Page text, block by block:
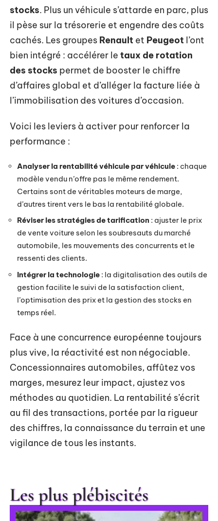
stocks. Plus un véhicule s’attarde en parc, plus
il pèse sur la trésorerie et engendre des coûts
cachés. Les groupes Renault et Peugeot l’ont
bien intégré : accélérer le taux de rotation
des stocks permet de booster le chiffre
d’affaires global et d’alléger la facture liée à
l’immobilisation des voitures d’occasion.
Voici les leviers à activer pour renforcer la
performance :
Analyser la rentabilité véhicule par véhicule : chaque
modèle vendu n’offre pas le même rendement.
Certains sont de véritables moteurs de marge,
d’autres tirent vers le bas la rentabilité globale.
Réviser les stratégies de tarification : ajuster le prix
de vente voiture selon les soubresauts du marché
automobile, les mouvements des concurrents et le
ressenti des clients.
Intégrer la technologie : la digitalisation des outils de
gestion facilite le suivi de la satisfaction client,
l’optimisation des prix et la gestion des stocks en
temps réel.
Face à une concurrence européenne toujours
plus vive, la réactivité est non négociable.
Concessionnaires automobiles, affûtez vos
marges, mesurez leur impact, ajustez vos
méthodes au quotidien. La rentabilité s’écrit
au fil des transactions, portée par la rigueur
des chiffres, la connaissance du terrain et une
vigilance de tous les instants.
Les plus plébiscités